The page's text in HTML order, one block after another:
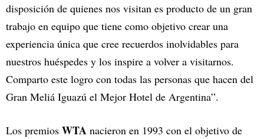
disposición de quienes nos visitan es producto de un gran
trabajo en equipo que tiene como objetivo crear una
experiencia única que cree recuerdos inolvidables para
nuestros huéspedes y los inspire a volver a visitarnos.
Comparto este logro con todas las personas que hacen del
Gran Meliá Iguazú el Mejor Hotel de Argentina”.
Los premios WTA nacieron en 1993 con el objetivo de